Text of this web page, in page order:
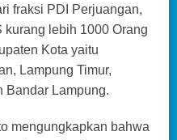
fraksi PDI Perjuangan,
kurang lebih 1000 Orang
Kota yaitu
Lampung Timur,
Bandar Lampung.
mengungkapkan bahwa